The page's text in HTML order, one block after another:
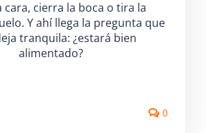
cara, cierra la boca o tira la
Y ahí llega la pregunta que
tranquila: ¿estará bien
alimentado?
0